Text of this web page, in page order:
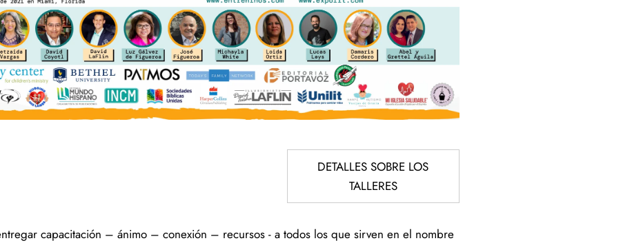
DETALLES SOBRE LOS
TALLERES
capacitación – ánimo – conexión – recursos - a todos los que sirven en el nombre